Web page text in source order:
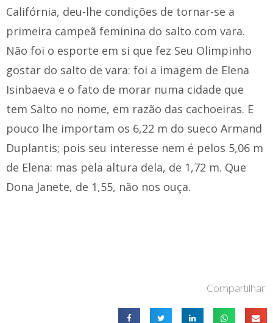
Califórnia, deu-lhe condições de tornar-se a
primeira campeã feminina do salto com vara.
Não foi o esporte em si que fez Seu Olimpinho
gostar do salto de vara: foi a imagem de Elena
Isinbaeva e o fato de morar numa cidade que
tem Salto no nome, em razão das cachoeiras. E
pouco lhe importam os 6,22 m do sueco Armand
Duplantis; pois seu interesse nem é pelos 5,06 m
de Elena: mas pela altura dela, de 1,72 m. Que
Dona Janete, de 1,55, não nos ouça.
Compartilhar: